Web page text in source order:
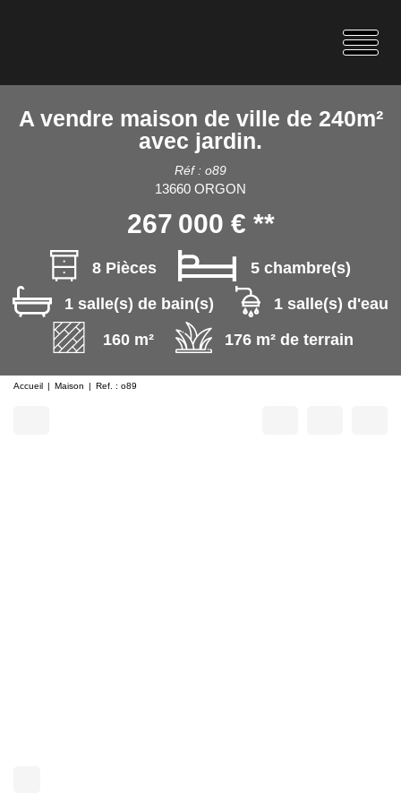
A vendre maison de ville de 240m²
avec jardin.
Réf : o89
13660 ORGON
267 000 € **
8 Pièces
5 chambre(s)
1 salle(s) de bain(s)
1 salle(s) d'eau
160 m²
176 m² de terrain
Accueil Maison Ref. : o89